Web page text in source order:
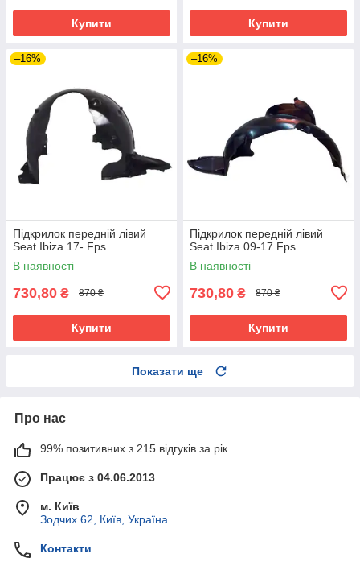
Купити Купити
–16%
Підкрилок передній лівий
Seat Ibiza 17- Fps
В наявності
730,80 ₴ 870 ₴
Купити
–16%
Підкрилок передній лівий
Seat Ibiza 09-17 Fps
В наявності
730,80 ₴ 870 ₴
Купити
Показати ще
Про нас
99% позитивних з 215 відгуків за рік
Працює з 04.06.2013
м. Київ
Зодчих 62, Київ, Україна
Контакти